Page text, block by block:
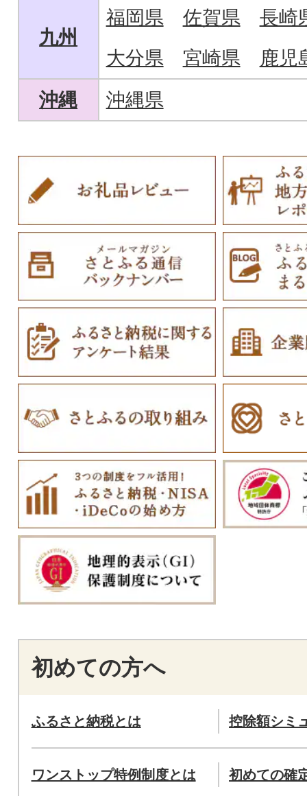
九州
福岡県 佐賀県
長崎
大分県
宮崎県
鹿児
沖縄
沖縄県
初めての方へ
ふるさと納税とは 控除額シミ
ワンストップ特例制度とは 初めての確